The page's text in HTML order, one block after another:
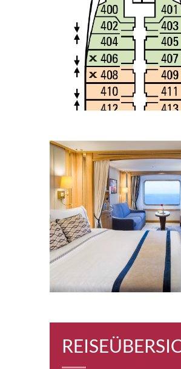
Islands